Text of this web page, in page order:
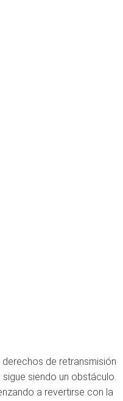
de retransmisión
siendo un obstáculo.
a revertirse con la